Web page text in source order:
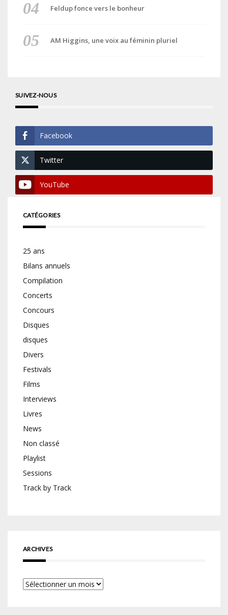
Feldup fonce vers le bonheur
AM Higgins, une voix au féminin pluriel
SUIVEZ-NOUS
Facebook
Twitter
YouTube
CATÉGORIES
25 ans
Bilans annuels
Compilation
Concerts
Concours
Disques
disques
Divers
Festivals
Films
Interviews
Livres
News
Non classé
Playlist
Sessions
Track by Track
ARCHIVES
Archives